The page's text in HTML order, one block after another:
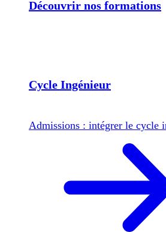
Découvrir nos formations
Cycle Ingénieur
Admissions : intégrer le cycle